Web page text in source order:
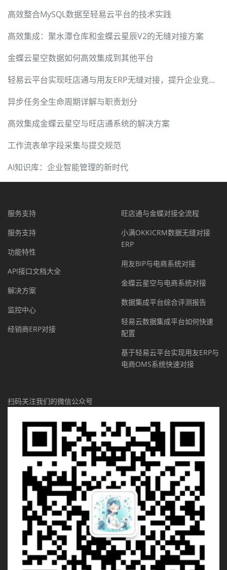
高效整合MySQL数据至轻易云平台的技术实践
高效集成：聚水潭仓库和金蝶云星辰V2的无缝对接方案
金蝶云星空数据如何高效集成到其他平台
轻易云平台实现旺店通与用友ERP无缝对接，提升企业竞争力
异步任务全生命周期详解与职责划分
高效集成金蝶云星空与旺店通系统的解决方案
工作流表单字段采集与提交规范
AI知识库：企业智能管理的新时代
服务支持
服务支持
功能特性
API接口文档大全
解决方案
监控中心
经销商ERP对接
旺店通与金蝶对接全流程
小满OKKICRM数据无缝对接
ERP
用友BIP与电商系统对接
金蝶云星空与电商系统对接
数据集成平台综合评测报告
轻易云数据集成平台如何快速
配置
基于轻易云平台实现用友ERP与
电商OMS系统快速对接
扫码关注我们的微信公众号